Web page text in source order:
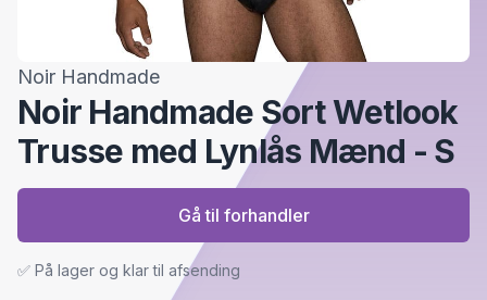
Noir Handmade
Noir Handmade Sort Wetlook
Trusse med Lynlås Mænd - S
✅ På lager og klar til afsending
Gå til forhandler